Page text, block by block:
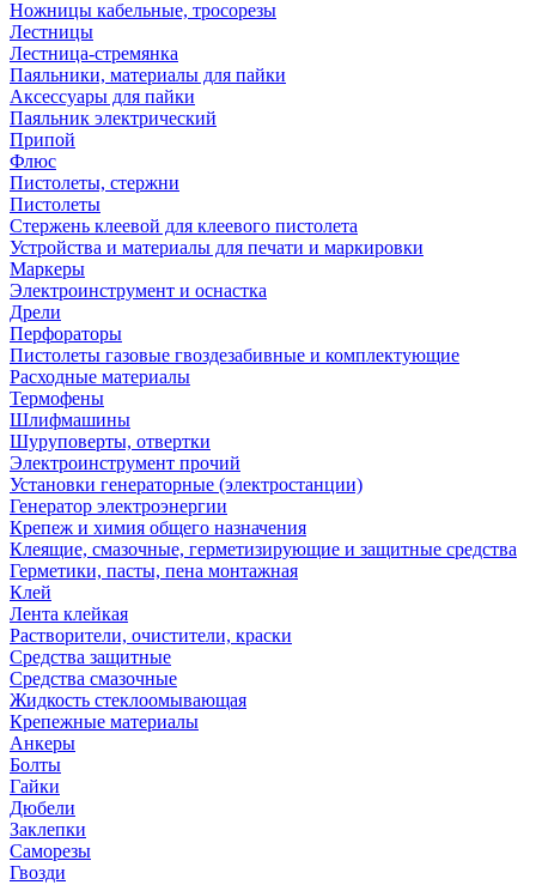
Ножницы кабельные, тросорезы
Лестницы
Лестница-стремянка
Паяльники, материалы для пайки
Аксессуары для пайки
Паяльник электрический
Припой
Флюс
Пистолеты, стержни
Пистолеты
Стержень клеевой для клеевого пистолета
Устройства и материалы для печати и маркировки
Маркеры
Электроинструмент и оснастка
Дрели
Перфораторы
Пистолеты газовые гвоздезабивные и комплектующие
Расходные материалы
Термофены
Шлифмашины
Шуруповерты, отвертки
Электроинструмент прочий
Установки генераторные (электростанции)
Генератор электроэнергии
Крепеж и химия общего назначения
Клеящие, смазочные, герметизирующие и защитные средства
Герметики, пасты, пена монтажная
Клей
Лента клейкая
Растворители, очистители, краски
Средства защитные
Средства смазочные
Жидкость стеклоомывающая
Крепежные материалы
Анкеры
Болты
Гайки
Дюбели
Заклепки
Саморезы
Гвозди